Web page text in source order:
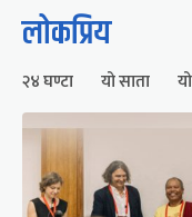
लोकप्रिय
२४ घण्टा यो साता